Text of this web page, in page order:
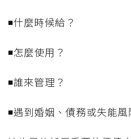
◾什麼時候給？
◾怎麼使用？
◾誰來管理？
◾遇到婚姻、債務或失能